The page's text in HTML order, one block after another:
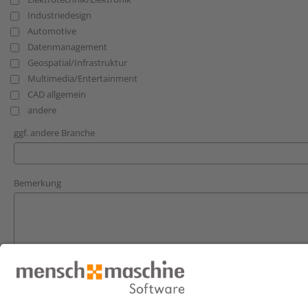
Industriedesign
Automotive
Datenmanagement
Geospatial/Infrastruktur
Multimedia/Entertainment
CAD allgemein
andere
ggf. andere Branche
Bemerkung
Hiermit willige ich ein, dass mich die Mensch und Maschine
zu Produkten, Dienstleistungen sowie Veranstaltungen kontaktiert.